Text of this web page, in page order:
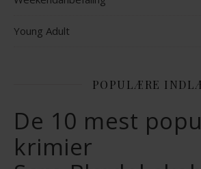
Young Adult
POPULÆRE
De 10 mest
krimier